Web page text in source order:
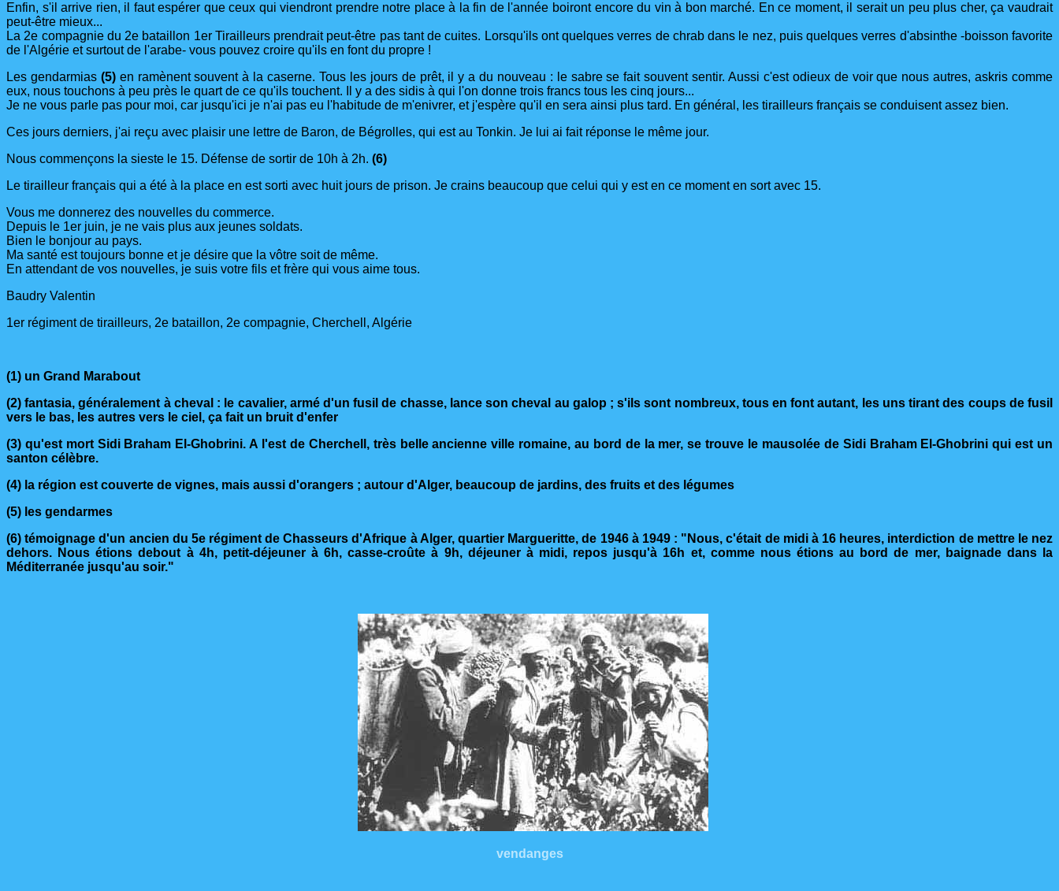
Enfin, s'il arrive rien, il faut espérer que ceux qui viendront prendre notre place à la fin de l'année boiront encore du vin à bon marché. En ce moment, il serait un peu plus cher, ça vaudrait
peut-être mieux...
La 2e compagnie du 2e bataillon 1er Tirailleurs prendrait peut-être pas tant de cuites. Lorsqu'ils ont quelques verres de chrab dans le nez, puis quelques verres d'absinthe -boisson favorite
de l'Algérie et surtout de l'arabe- vous pouvez croire qu'ils en font du propre !
Les gendarmias (5)en ramènent souvent à la caserne. Tous les jours de prêt, il y a du nouveau : le sabre se fait souvent sentir. Aussi c'est odieux de voir que nous autres, askris comme
eux, nous touchons à peu près le quart de ce qu'ils touchent. Il y a des sidis à qui l'on donne trois francs tous les cinq jours...
Je ne vous parle pas pour moi, car jusqu'ici je n'ai pas eu l'habitude de m'enivrer, et j'espère qu'il en sera ainsi plus tard. En général, les tirailleurs français se conduisent assez bien.
Ces jours derniers, j'ai reçu avec plaisir une lettre de Baron, de Bégrolles, qui est au Tonkin. Je lui ai fait réponse le même jour.
Nous commençons la sieste le 15. Défense de sortir de 10h à 2h. (6)
Le tirailleur français qui a été à la place en est sorti avec huit jours de prison. Je crains beaucoup que celui qui y est en ce moment en sort avec 15.
Vous me donnerez des nouvelles du commerce.
Depuis le 1er juin, je ne vais plus aux jeunes soldats.
Bien le bonjour au pays.
Ma santé est toujours bonne et je désire que la vôtre soit de même.
En attendant de vos nouvelles, je suis votre fils et frère qui vous aime tous.
Baudry Valentin
1er régiment de tirailleurs, 2e bataillon, 2e compagnie, Cherchell, Algérie
(1) un Grand Marabout
(2) fantasia, généralement à cheval : le cavalier, armé d'un fusil de chasse, lance son cheval au galop ; s'ils sont nombreux, tous en font autant, les uns tirant des coups de fusil
vers le bas, les autres vers le ciel, ça fait un bruit d'enfer
(3) qu'est mort Sidi Braham El-Ghobrini. A l'est de Cherchell, très belle ancienne ville romaine, au bord de la mer, se trouve le mausolée de Sidi Braham El-Ghobrini qui est un
santon célèbre.
(4) la région est couverte de vignes, mais aussi d'orangers ; autour d'Alger, beaucoup de jardins, des fruits et des légumes
(5) les gendarmes
(6) témoignage d'un ancien du 5e régiment de Chasseurs d'Afrique à Alger, quartier Margueritte, de 1946 à 1949 : "Nous, c'était de midi à 16 heures, interdiction de mettre le nez
dehors. Nous étions debout à 4h, petit-déjeuner à 6h, casse-croûte à 9h, déjeuner à midi, repos jusqu'à 16h et, comme nous étions au bord de mer, baignade dans la
Méditerranée jusqu'au soir."
vendanges